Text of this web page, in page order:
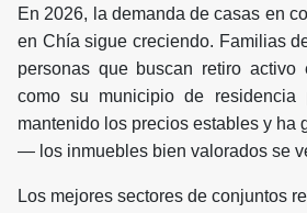
En 2026, la demanda de casas en
en Chía sigue creciendo. Familias
personas que buscan retiro activo
como su municipio de residencia
mantenido los precios estables y ha
— los inmuebles bien valorados se
Los mejores sectores de conjuntos